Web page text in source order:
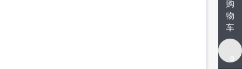
购
物
车
0